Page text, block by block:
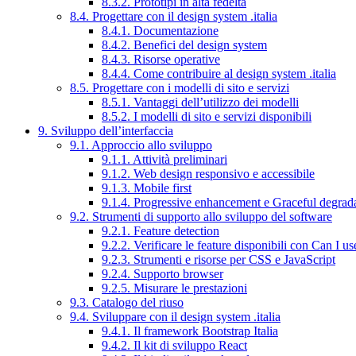
8.4. Progettare con il design system .italia
8.4.1. Documentazione
8.4.2. Benefici del design system
8.4.3. Risorse operative
8.4.4. Come contribuire al design system .italia
8.5. Progettare con i modelli di sito e servizi
8.5.1. Vantaggi dell’utilizzo dei modelli
8.5.2. I modelli di sito e servizi disponibili
9. Sviluppo dell’interfaccia
9.1. Approccio allo sviluppo
9.1.1. Attività preliminari
9.1.2. Web design responsivo e accessibile
9.1.3. Mobile first
9.1.4. Progressive enhancement e Graceful
9.2. Strumenti di supporto allo sviluppo del software
9.2.1. Feature detection
9.2.2. Verificare le feature disponibili con Can I
9.2.3. Strumenti e risorse per CSS e JavaScript
9.2.4. Supporto browser
9.2.5. Misurare le prestazioni
9.3. Catalogo del riuso
9.4. Sviluppare con il design system .italia
9.4.1. Il framework Bootstrap Italia
9.4.2. Il kit di sviluppo React